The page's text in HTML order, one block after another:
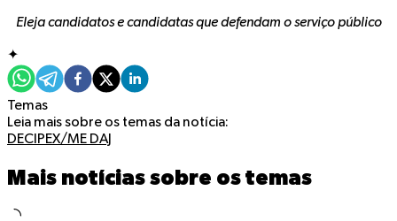
Eleja candidatos e candidatas quedefendam o serviço público
✦
Temas
Leia mais sobre os temas da notícia:
DECIPEX/ME DAJ
Mais notícias sobre os temas